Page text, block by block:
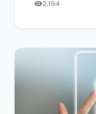
2,194